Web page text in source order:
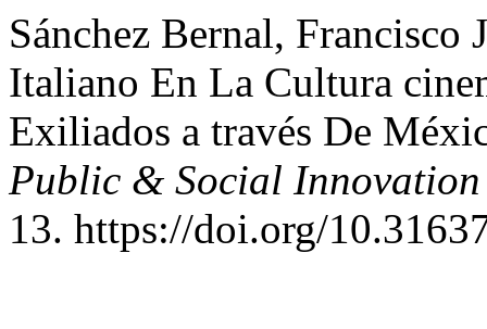
Sánchez Bernal, Francisco
Italiano En La Cultura
Exiliados a través De
Public & Social Innovation
13. https://doi.org/